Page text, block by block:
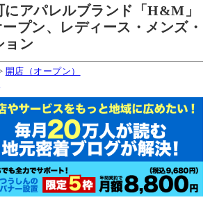
にアパレルブランド「H&M」
プン、レディース・メンズ・
ョン
開店（オープン）